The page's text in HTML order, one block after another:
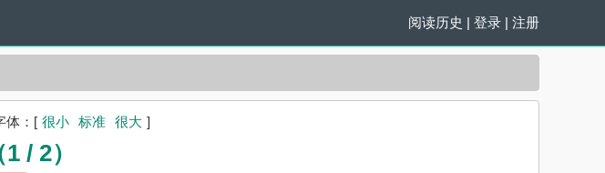
阅读历史 | 登录 | 注册
体： [ 很小 标准 很大 ]
/ 2）